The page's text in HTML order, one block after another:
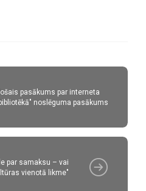
pasākums par interneta
noslēguma pasākums
par samaksu – vai
vienotā likme"